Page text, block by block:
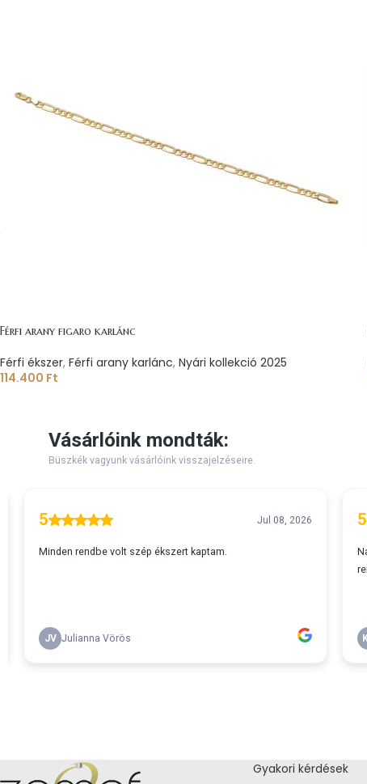
Férfi arany figaro karlánc
Férfi ékszer, Férfi arany karlánc, Nyári kollekció 2025
114.400 Ft
Gyakori kérdések